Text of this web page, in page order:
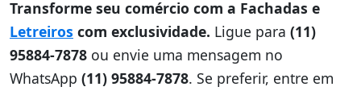
Transforme seu comércio com a Fachadas e
Letreiros com exclusividade. Ligue para (11)
95884-7878 ou envie uma mensagem no
WhatsApp (11) 95884-7878. Se preferir, entre em